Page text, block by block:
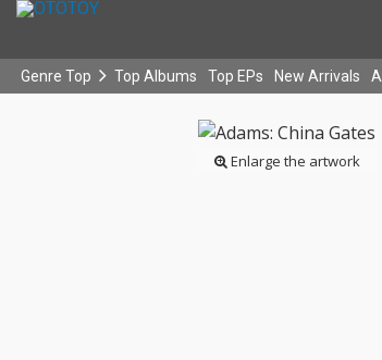
Genre Top Top Albums Top EPs New Arrivals
Enlarge the artwork